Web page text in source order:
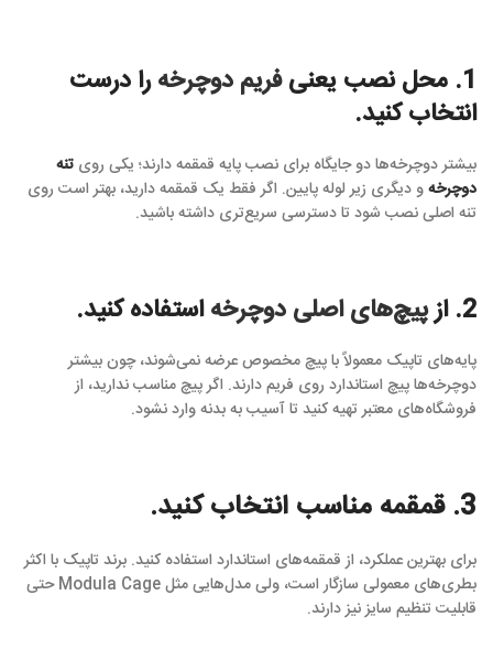
1. محل نصب یعنی فریم دوچرخهرا درست
انتخاب کنید.
بیشتر دوچرخه‌ها دو جایگاه برای نصب پایه قمقمه دارند؛ یکی روی تنه
دوچرخهو دیگری زیر لوله پایین. اگر فقط یک قمقمه دارید، بهتر است روی
تنه اصلی نصب شود تا دسترسی سریع‌تری داشته باشید.
2. از پیچ‌های اصلی دوچرخهاستفاده کنید.
پایه‌های تاپیک معمولاً با پیچ مخصوص عرضه نمی‌شوند، چون بیشتر
دوچرخه‌ها پیچ استاندارد روی فریم دارند. اگر پیچ مناسب ندارید، از
فروشگاه‌های معتبر تهیه کنید تا آسیب به بدنه وارد نشود.
3. قمقمه مناسب انتخاب کنید.
برای بهترین عملکرد، از قمقمه‌های استاندارد استفاده کنید. برند تاپیک با اکثر
بطری‌های معمولی سازگار است، ولی مدل‌هایی مثل Modula Cage حتی
قابلیت تنظیم سایز نیز دارند.